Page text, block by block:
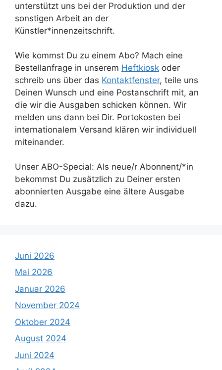
unterstützt uns bei der Produktion und der
sonstigen Arbeit an der
Künstler*innenzeitschrift.
Wie kommst Du zu einem Abo? Mach eine
Bestellanfrage in unserem Heftkiosk oder
schreib uns über das Kontaktfenster, teile uns
Deinen Wunsch und eine Postanschrift mit, an
die wir die Ausgaben schicken können. Wir
melden uns dann bei Dir. Portokosten bei
internationalem Versand klären wir individuell
miteinander.
Unser ABO-Special: Als neue/r Abonnent/*in
bekommst Du zusätzlich zu Deiner ersten
abonnierten Ausgabe eine ältere Ausgabe
dazu.
Juni 2026
Mai 2026
Januar 2026
November 2024
Oktober 2024
August 2024
Juni 2024